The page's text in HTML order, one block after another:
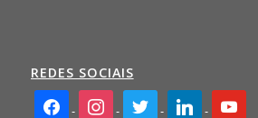
REDES SOCIAIS
facebook2instagramtwitter linkedin youtube